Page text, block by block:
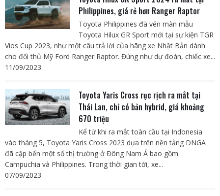
Philippines, giá rẻ hơn Ranger Raptor
Toyota Philippines đã vén màn mẫu
Toyota Hilux GR Sport mới tại sự kiện TGR
Vios Cup 2023, như một câu trả lời của hãng xe Nhật Bản dành
cho đối thủ Mỹ Ford Ranger Raptor. Đúng như dự đoán, chiếc xe...
11/09/2023
Toyota Yaris Cross rục rịch ra mắt tại
Thái Lan, chỉ có bản hybrid, giá khoảng
670 triệu
Kể từ khi ra mắt toàn cầu tại Indonesia
vào tháng 5, Toyota Yaris Cross 2023 dựa trên nền tảng DNGA
đã cập bến một số thị trường ở Đông Nam Á bao gồm
Campuchia và Philippines. Trong thời gian tới, xe...
07/09/2023